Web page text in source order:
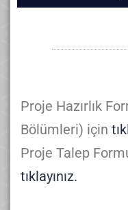
Proje Hazırlık
Bölümleri) için
Proje Talep
tıklayınız.